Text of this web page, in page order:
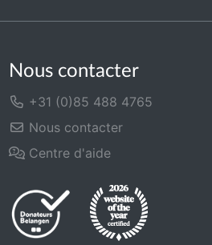
Nous contacter
+31 (0)85 488 4765
Nous contacter
Centre d'aide